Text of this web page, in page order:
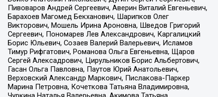
Пивоваров Андрей Сергеевич, Аверин Виталий Евгеньевич,
Барахоев Магомед Бекханович, Шарипков Олег
Викторович, Мошель Ирина Ароновна, Шведов Григорий
Сергеевич, Пономарев Лев Александрович, Каргалицкий
Борис Юльевич, Созаев Валерий Валерьевич, Исламов
Тимур Рифгатович, Романова Ольга Евгеньевна, Щаров
Сергей Алексадрович, Цирульников Борис Альбертович,
Гасан Ольга Павловна, Паутов Юрий Анатольевич,
Верховский Александр Маркович, Пислакова-Паркер
Марина Петровна, Кочеткова Татьяна Владимировна,